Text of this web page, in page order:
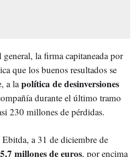
la firma capitaneada por
que los buenos resultados se
a lapolítica de desinversiones
durante el último tramo
230 millones de pérdidas.
a 31 de diciembre de
millones de euros, por encima